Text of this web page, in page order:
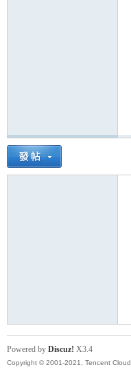
Powered by Discuz! X3.4
Copyright © 2001-2021, Tencent Cloud.